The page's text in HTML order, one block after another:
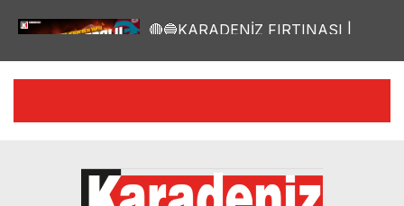
🔴🔵KARADENİZ FIRTINASI |
🔴🔵KARADENİZ FIRTINASI |
05.12.2024